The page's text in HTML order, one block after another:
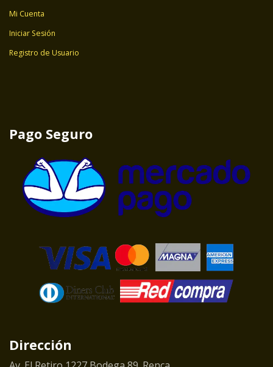
Mi Cuenta
Iniciar Sesión
Registro de Usuario
Pago Seguro
Dirección